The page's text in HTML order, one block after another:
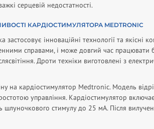
серцевій недостатності.
КАРДІОСТИМУЛЯТОРА MEDTRONIC
інноваційні технології та якісні
справами, і може довгий час працювати
Дроти техніки виготовлені з
на кардіостимулятор Medtronic. Модель
управління. Кардіостимулятор
стимулу до 25 мА. Після